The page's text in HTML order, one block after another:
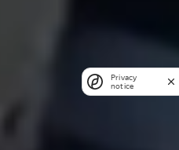
Privacy
notice